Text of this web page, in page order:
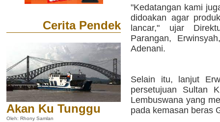
Cerita Pendek
Akan Ku Tunggu
Oleh: Rhony Samlan
"Kedatangan kami
didoakan agar
lancar," ujar
Parangan,
Adenani.
Selain itu, lanjut
persetujuan Sultan
Lembuswana yang
pada kemasan beras